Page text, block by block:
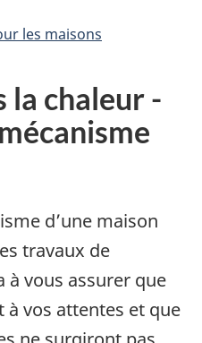
les maisons
la chaleur -
d’une maison
travaux de
vous assurer que
vos attentes et que